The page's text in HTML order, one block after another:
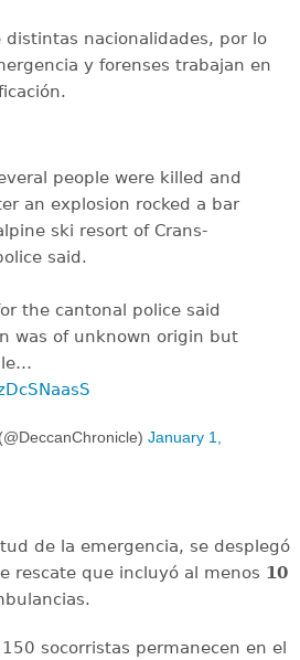
distintas nacionalidades, por lo
y forenses trabajan en
people were killed and
an explosion rocked a bar
ski resort of Crans-
said.
the cantonal police said
was of unknown origin but
January 1,
de la emergencia, se desplegó
rescate que incluyó al menos 10
socorristas permanecen en el